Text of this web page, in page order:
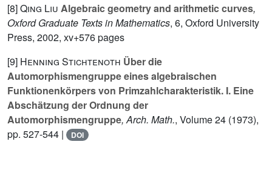
[8]Qing Liu Algebraic geometry and arithmetic curves,
Oxford Graduate Texts in Mathematics, 6, Oxford University
Press, 2002, xv+576 pages
[9] Henning Stichtenoth Über die
Automorphismengruppe eines algebraischen
Funktionenkörpers von Primzahlcharakteristik. I. Eine
Abschätzung der Ordnung der
Automorphismengruppe, Arch. Math., Volume 24 (1973),
pp. 527-544 |
DOI